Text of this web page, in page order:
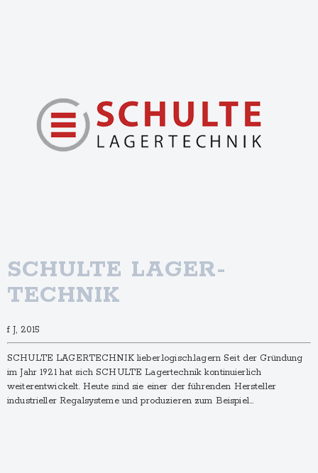
SCHULTE LAGER­
TECHNIK
f J, 2015
SCHULTE LAGER­TECHNIK lieber.logisch.lagern Seit der Gründung
im Jahr 1921 hat sich SCHULTE Lagertechnik kontinuierlich
weiterentwickelt. Heute sind sie einer der führenden Hersteller
industrieller Regalsysteme und produzieren zum Beispiel…